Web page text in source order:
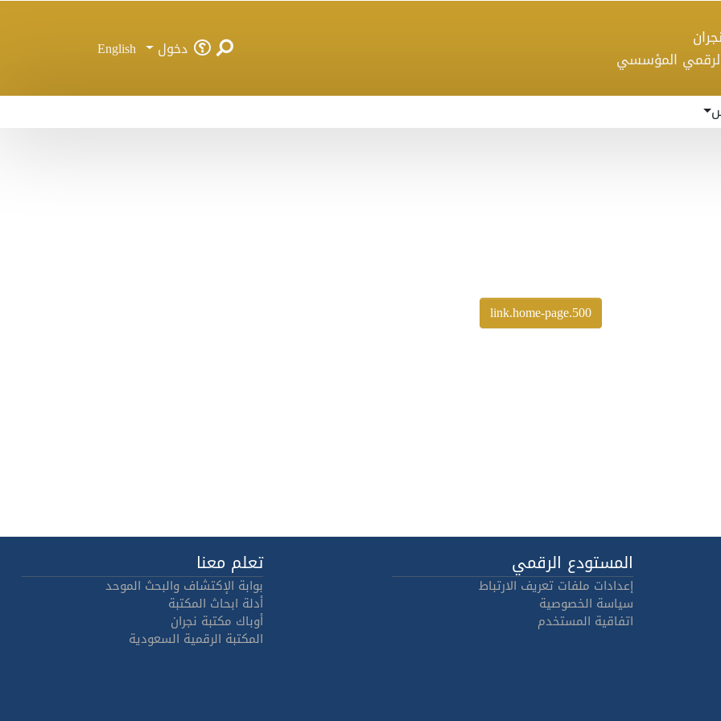
المؤسسي
دخول English
500.link.home-page
المستودع الرقمي
إعدادات ملفات تعريف الارتباط
سياسة الخصوصية
اتفاقية المستخدم
تعلم معنا
بوابة الإكتشاف والبحث الموحد
أدلة ابحاث المكتبة
أوباك مكتبة نجران
المكتبة الرقمية السعودية